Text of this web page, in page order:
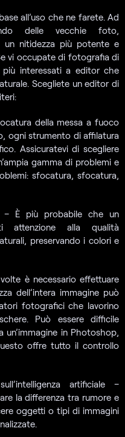
all’uso che ne farete. Ad
delle vecchie foto,
un nitidezza più potente e
vi occupate di fotografia di
più interessati a editor che
Scegliete un editor di
della messa a fuoco
ogni strumento di affilatura
Assicuratevi di scegliere
gamma di problemi e
sfocatura, sfocatura,
– È più probabile che un
attenzione alla qualità
preservando i colori e
è necessario effettuare
dell’intera immagine può
fotografici che lavorino
Può essere difficile
un’immagine in Photoshop,
offre tutto il controllo
artificiale –
la differenza tra rumore e
oggetti o tipi di immagini